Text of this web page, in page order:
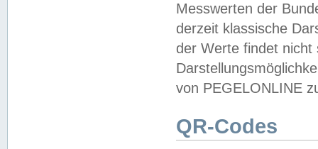
Messwerten der
derzeit klassische
der Werte findet
von PEGELONLINE
QR-Codes